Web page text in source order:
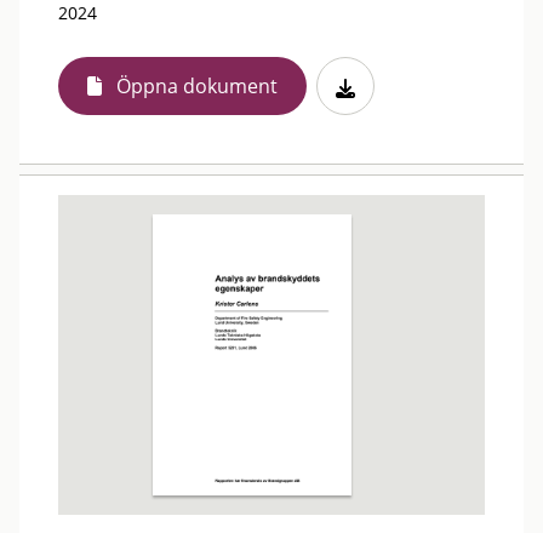
2024
Öppna dokument